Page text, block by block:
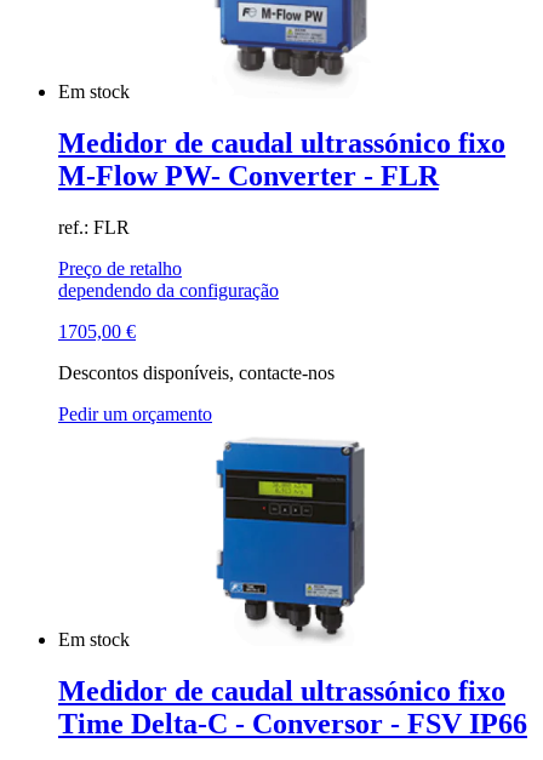
Em stock
Medidor de caudal ultrassónico fixo
M-Flow PW- Converter - FLR
ref.: FLR
Preço de retalho
dependendo da configuração
1705,00 €
Descontos disponíveis, contacte-nos
Pedir um orçamento
Em stock
Medidor de caudal ultrassónico fixo
Time Delta-C - Conversor - FSV IP66